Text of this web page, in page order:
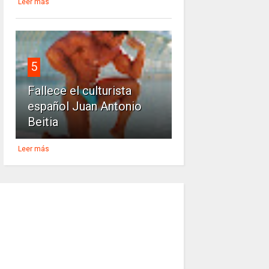
Leer más
5
Fallece el culturista
español Juan Antonio
Beitia
Leer más